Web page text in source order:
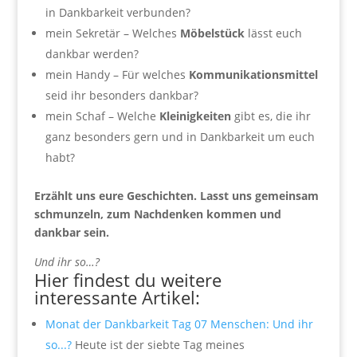
in Dankbarkeit verbunden?
mein Sekretär – Welches Möbelstück lässt euch
dankbar werden?
mein Handy – Für welches Kommunikationsmittel
seid ihr besonders dankbar?
mein Schaf – Welche Kleinigkeiten gibt es, die ihr
ganz besonders gern und in Dankbarkeit um euch
habt?
Erzählt uns eure Geschichten. Lasst uns gemeinsam
schmunzeln, zum Nachdenken kommen und
dankbar sein.
Und ihr so…?
Hier findest du weitere
interessante Artikel:
Monat der Dankbarkeit Tag 07 Menschen: Und ihr
so...?Heute ist der siebte Tag meines